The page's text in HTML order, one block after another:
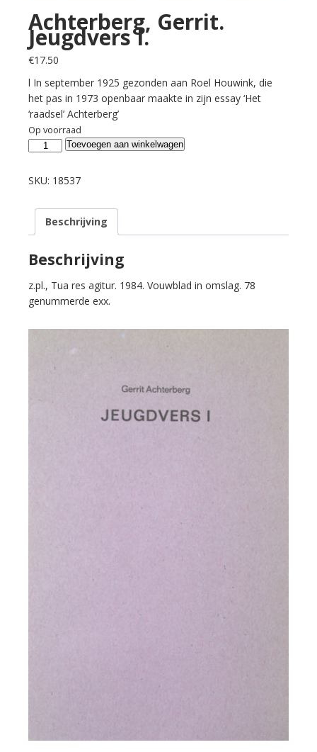
Achterberg, Gerrit.
Jeugdvers I.
€17.50
l In september 1925 gezonden aan Roel Houwink, die
het pas in 1973 openbaar maakte in zijn essay ‘Het
‘raadsel’ Achterberg’
Op voorraad
Achterberg,
Jeugdvers
aantal
Toevoegen aan winkelwagen
SKU: 18537
Beschrijving
Beschrijving
z.pl., Tua res agitur. 1984. Vouwblad in omslag. 78
genummerde exx.